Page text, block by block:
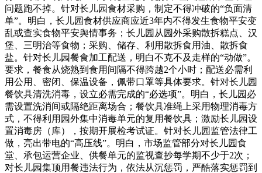
问题跑不掉。针对长儿园食材采购，制定不得冲破的“负面清
单”。明白，长儿园食材供应商应近3年内不得发生食物平安变
乱或查实食物平安舆情事务；长儿园从园外采购散拆糕点、汉
堡、三明治等食物；采购、储存、利用散拆食用油、散拆食
盐。针对长儿园餐食加工配送，明白不克不及走样的“动做”。
要求，餐食从烧熟到食用间隔不得跨越2个小时；配送必需利
用公用、密闭、保温设备，佩带口罩等具体要求。针对长儿园
餐饮具清洗消毒，设立必需完成的“必选项”。明白，长儿园必
需设置洗消间或隔绝距离场合；餐饮具准绳上采用物理消毒方
式，不得利用园外集中消毒单元的复用餐饮具；激励长儿园设
置消毒房（库），按期开展检考试证。针对长儿园监管法律工
做，亮出带电的“高压线”。明白，市场监管部分对长儿园食
堂、承包运营企业、供餐单元的监视查抄每学期不少于2次；
对长儿园集顶用餐违法行为，依法从沉惩罚，严酷落实惩罚到